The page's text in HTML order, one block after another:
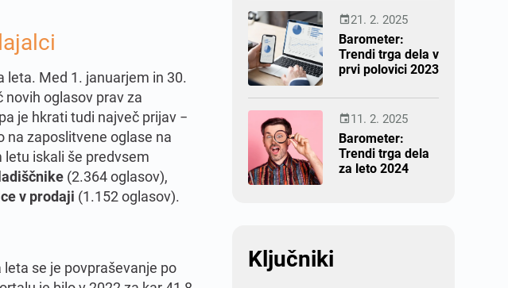
leta. Med 1. januarjem in 30.
oglasov prav za
je hkrati tudi največ prijav −
na zaposlitvene oglase na
iskali še predvsem
(2.364 oglasov),
v prodaji (1.152 oglasov).
se je povpraševanje po
 21. 2. 2025
Barometer:
Trendi trga dela v
prvi polovici 2023
 11. 2. 2025
Barometer:
Trendi trga dela
za leto 2024
Ključniki